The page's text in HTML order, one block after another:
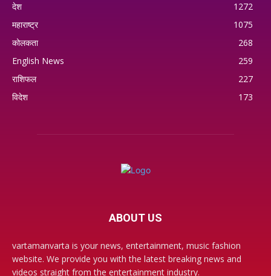
देश
1272
महाराष्ट्र
1075
कोलकता
268
English News
259
राशिफल
227
विदेश
173
ABOUT US
vartamanvarta is your news, entertainment, music fashion
website. We provide you with the latest breaking news and
videos straight from the entertainment industry.